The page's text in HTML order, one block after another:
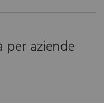
per aziende